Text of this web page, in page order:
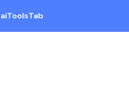
aiToolsTab